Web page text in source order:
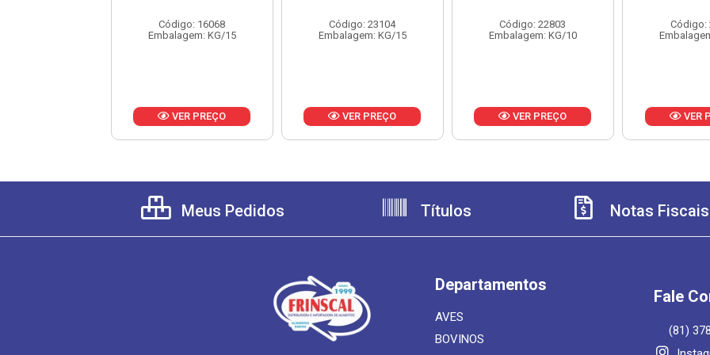
Código: 16068
Embalagem: KG/15
VER PREÇO
Código: 23104
Embalagem: KG/15
VER PREÇO
Código: 22803
Embalagem: KG/10
VER PREÇO
Código:
VER
Meus Pedidos Títulos Notas Fiscais
Departamentos
AVES
BOVINOS
Fale
(81)